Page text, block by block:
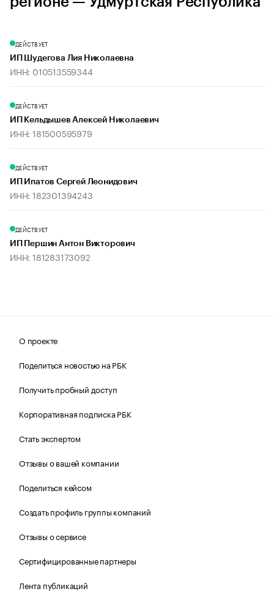
ДЕЙСТВУЕТ
ИП Шудегова Лия Николаевна
ИНН: 010513559344
ДЕЙСТВУЕТ
ИП Кельдышев Алексей Николаевич
ИНН: 181500595979
ДЕЙСТВУЕТ
ИП Ипатов Сергей Леонидович
ИНН: 182301394243
ДЕЙСТВУЕТ
ИП Першин Антон Викторович
ИНН: 181283173092
О проекте
Поделиться новостью на РБК
Получить пробный доступ
Корпоративная подписка РБК
Стать экспертом
Отзывы о вашей компании
Поделиться кейсом
Создать профиль группы компаний
Отзывы о сервисе
Сертифицированные партнеры
Лента публикаций